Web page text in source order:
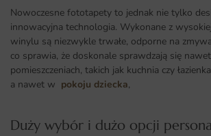
Nowoczesne fototapety to jednak nie tylko
innowacyjna technologia. Wykonane z
winylu są niezwykle trwałe, odporne na
co sprawia, że doskonale sprawdzają się
pomieszczeniach, takich jak kuchnia czy
a nawet w pokoju dziecka,
Duży wybór i dużo opcji